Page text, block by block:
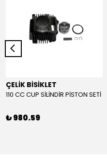
ÇELİK BİSİKLET
110 CC CUP SİLİNDİR PİSTON SETİ
₺ 980.59